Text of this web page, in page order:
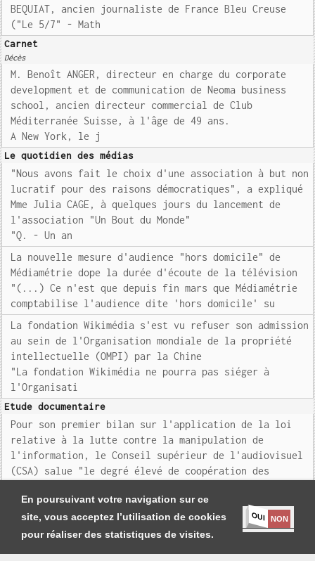
En poursuivant votre navigation sur ce
site, vous acceptez l’utilisation de cookies
pour réaliser des statistiques de visites.
OUI NON
BEQUIAT, ancien journaliste de France Bleu Creuse
("Le 5/7" - Math
Carnet
Décès
M. Benoît ANGER, directeur en charge du corporate
development et de communication de Neoma business
school, ancien directeur commercial de Club
Méditerranée Suisse, à l'âge de 49 ans.
A New York, le j
Le quotidien des médias
"Nous avons fait le choix d'une association à but non
lucratif pour des raisons démocratiques", a expliqué
Mme Julia CAGE, à quelques jours du lancement de
l'association "Un Bout du Monde"
"Q. - Un an
La nouvelle mesure d'audience "hors domicile" de
Médiamétrie dope la durée d'écoute de la télévision
"(...) Ce n'est que depuis fin mars que Médiamétrie
comptabilise l'audience dite 'hors domicile' su
La fondation Wikimédia s'est vu refuser son admission
au sein de l'Organisation mondiale de la propriété
intellectuelle (OMPI) par la Chine
"La fondation Wikimédia ne pourra pas siéger à
l'Organisati
Etude documentaire
Pour son premier bilan sur l'application de la loi
relative à la lutte contre la manipulation de
l'information, le Conseil supérieur de l'audiovisuel
(CSA) salue "le degré élevé de coopération des